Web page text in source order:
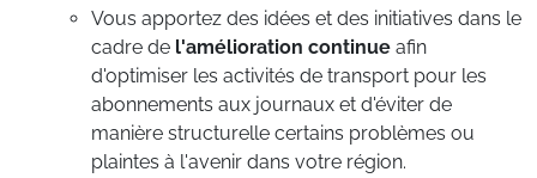
Vous apportez des idées et des initiatives dans le
cadre de l'amélioration continue afin
d'optimiser les activités de transport pour les
abonnements aux journaux et d'éviter de
manière structurelle certains problèmes ou
plaintes à l'avenir dans votre région.